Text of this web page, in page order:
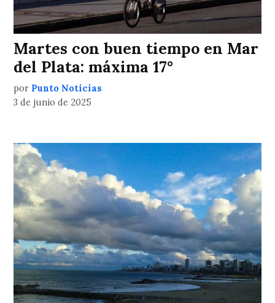
Martes con buen tiempo en Mar
del Plata: máxima 17°
por Punto Noticias
3 de junio de 2025